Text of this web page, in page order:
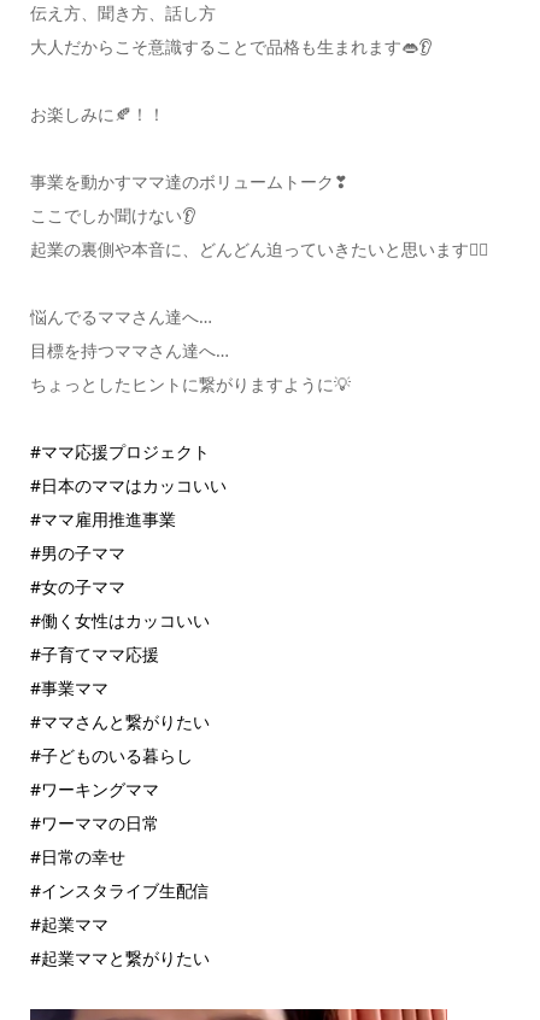
伝え方、聞き方、話し方
大人だからこそ意識することで品格も生まれます👄👂
お楽しみに🍂！！
事業を動かすママ達のボリュームトーク❣
ここでしか聞けない👂
起業の裏側や本音に、どんどん迫っていきたいと思います🙋‍♀️
悩んでるママさん達へ…
目標を持つママさん達へ…
ちょっとしたヒントに繋がりますように💡
#ママ応援プロジェクト
#日本のママはカッコいい
#ママ雇用推進事業
#男の子ママ
#女の子ママ
#働く女性はカッコいい
#子育てママ応援
#事業ママ
#ママさんと繋がりたい
#子どものいる暮らし
#ワーキングママ
#ワーママの日常
#日常の幸せ
#インスタライブ生配信
#起業ママ
#起業ママと繋がりたい